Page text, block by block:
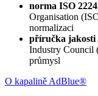
norma ISO
Organisation
normalizaci
příručka jakosti
Industry Council
průmysl
O kapalině AdBlue®